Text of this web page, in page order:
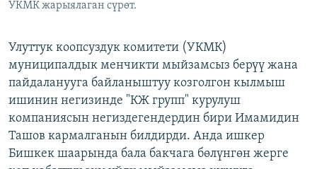
УКМК жарыялаган сүрөт.
Улуттук коопсуздук комитети (УКМК)
муниципалдык менчикти мыйзамсыз берүү жана
пайдаланууга байланыштуу козголгон кылмыш
ишинин негизинде "КЖ групп" курулуш
компаниясын негиздегендердин бири Имамидин
Ташов кармалганын билдирди. Анда ишкер
Бишкек шаарында бала бакчага бөлүнгөн жерге